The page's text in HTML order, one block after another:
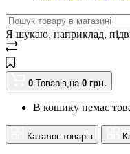
Я шукаю, наприклад,
0 Товарів,на 0 грн.
В кошику немає
Каталог товарів